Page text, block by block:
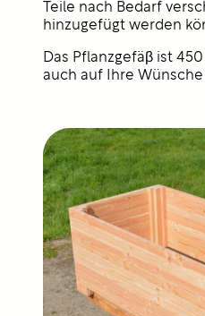
Teile nach Bedarf
hinzugefügt werden
Das Pflanzgefäβ ist
auch auf Ihre